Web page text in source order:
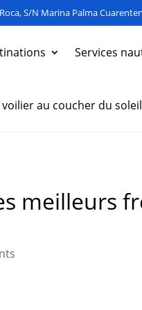
S/N Marina Palma
Services
au coucher du
meilleurs